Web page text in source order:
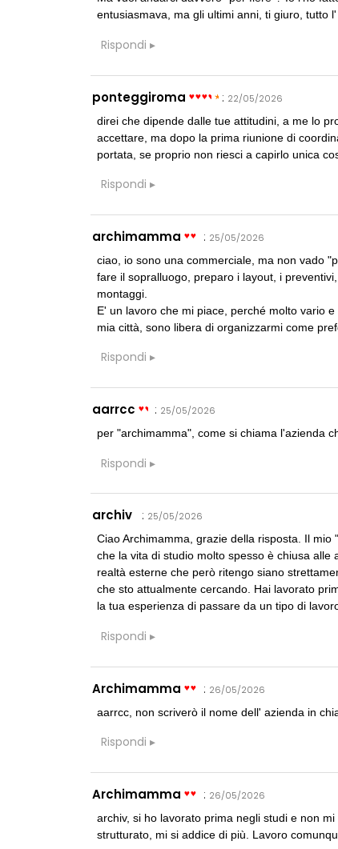
entusiasmava, ma gli ultimi anni, ti giuro, tutto
Rispondi
ponteggiroma : 22/05/2026
direi che dipende dalle tue attitudini, a me lo
accettare, ma dopo la prima riunione di
portata, se proprio non riesci a capirlo unica
Rispondi
archimamma : 25/05/2026
ciao, io sono una commerciale, ma non vado
fare il sopralluogo, preparo i layout, i
montaggi.
E' un lavoro che mi piace, perché molto vario
mia città, sono libera di organizzarmi come
Rispondi
aarrcc : 25/05/2026
per "archimamma", come si chiama l'azienda
Rispondi
archiv : 25/05/2026
Ciao Archimamma, grazie della risposta. Il
che la vita di studio molto spesso è chiusa
realtà esterne che però ritengo siano
che sto attualmente cercando. Hai lavorato
la tua esperienza di passare da un tipo di
Rispondi
Archimamma : 26/05/2026
aarrcc, non scriverò il nome dell' azienda in
Rispondi
Archimamma : 26/05/2026
archiv, si ho lavorato prima negli studi e non
strutturato, mi si addice di più. Lavoro
EVENTI
climatica
I Cantieri
di